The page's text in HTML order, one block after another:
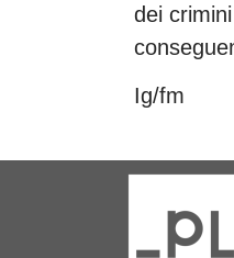
dei
Ig/fm